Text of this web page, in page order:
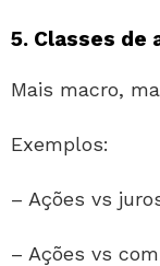
5. Classes de
Mais macro,
Exemplos:
– Ações vs
– Ações vs